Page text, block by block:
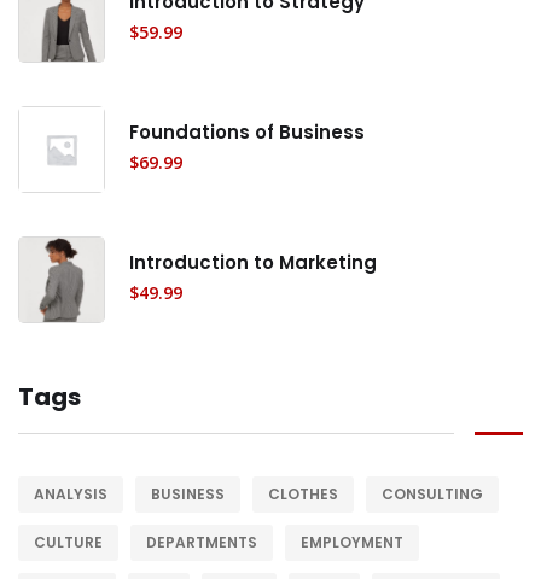
$59.99
Foundations of Business
$69.99
Introduction to Marketing
$49.99
Tags
ANALYSIS BUSINESS CLOTHES CONSULTING
CULTURE DEPARTMENTS EMPLOYMENT